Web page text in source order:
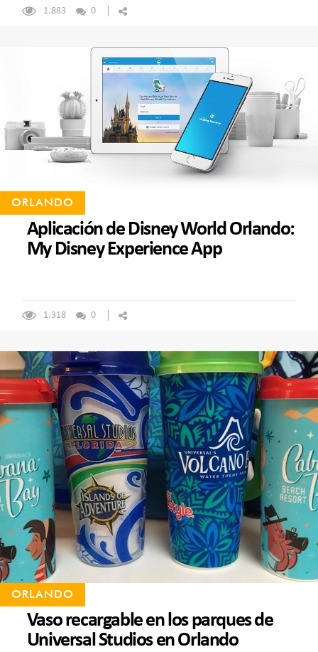
1.883 0
ORLANDO
Aplicación de Disney World Orlando:
My Disney Experience App
1.318 0
ORLANDO
Vaso recargable en los parques de
Universal Studios en Orlando